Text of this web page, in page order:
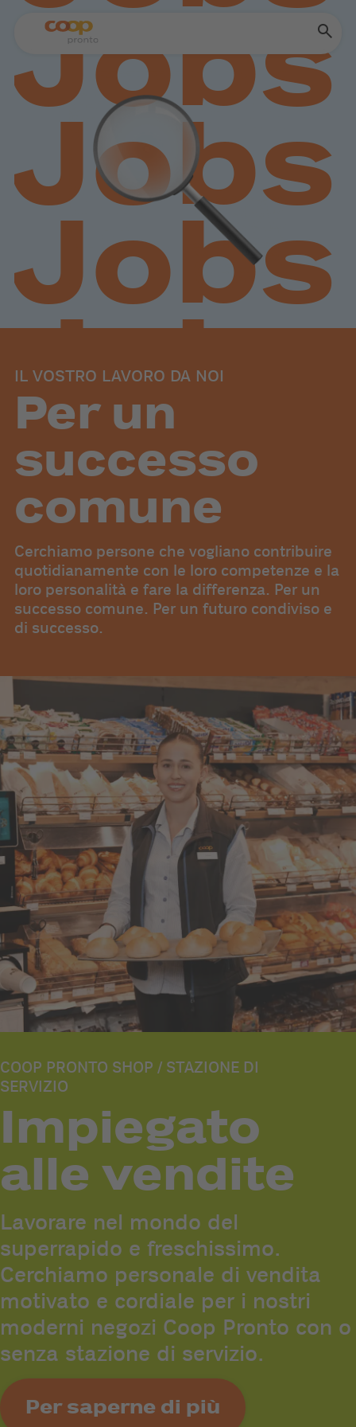
IL VOSTRO LAVORO DA NOI
Per un
successo
comune
Cerchiamo persone che vogliano contribuire
quotidianamente con le loro competenze e la
loro personalità e fare la differenza. Per un
successo comune. Per un futuro condiviso e
di successo.
COOP PRONTO SHOP / STAZIONE DI
SERVIZIO
Impiegato
alle vendite
Lavorare nel mondo del
superrapido e freschissimo.
Cerchiamo personale di vendita
motivato e cordiale per i nostri
moderni negozi Coop Pronto con o
senza stazione di servizio.
Per saperne di più